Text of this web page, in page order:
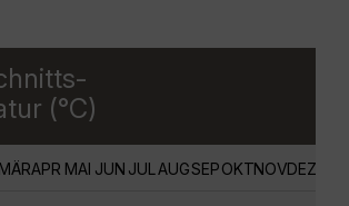
(°C)
MÄRAPR MAI JUN JUL AUGSEPOKTNOVDEZ